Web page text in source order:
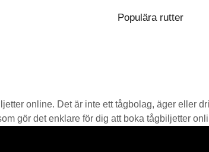
Populära rutter
online. Det är inte ett tågbolag, äger eller
gör det enklare för dig att boka tågbiljetter